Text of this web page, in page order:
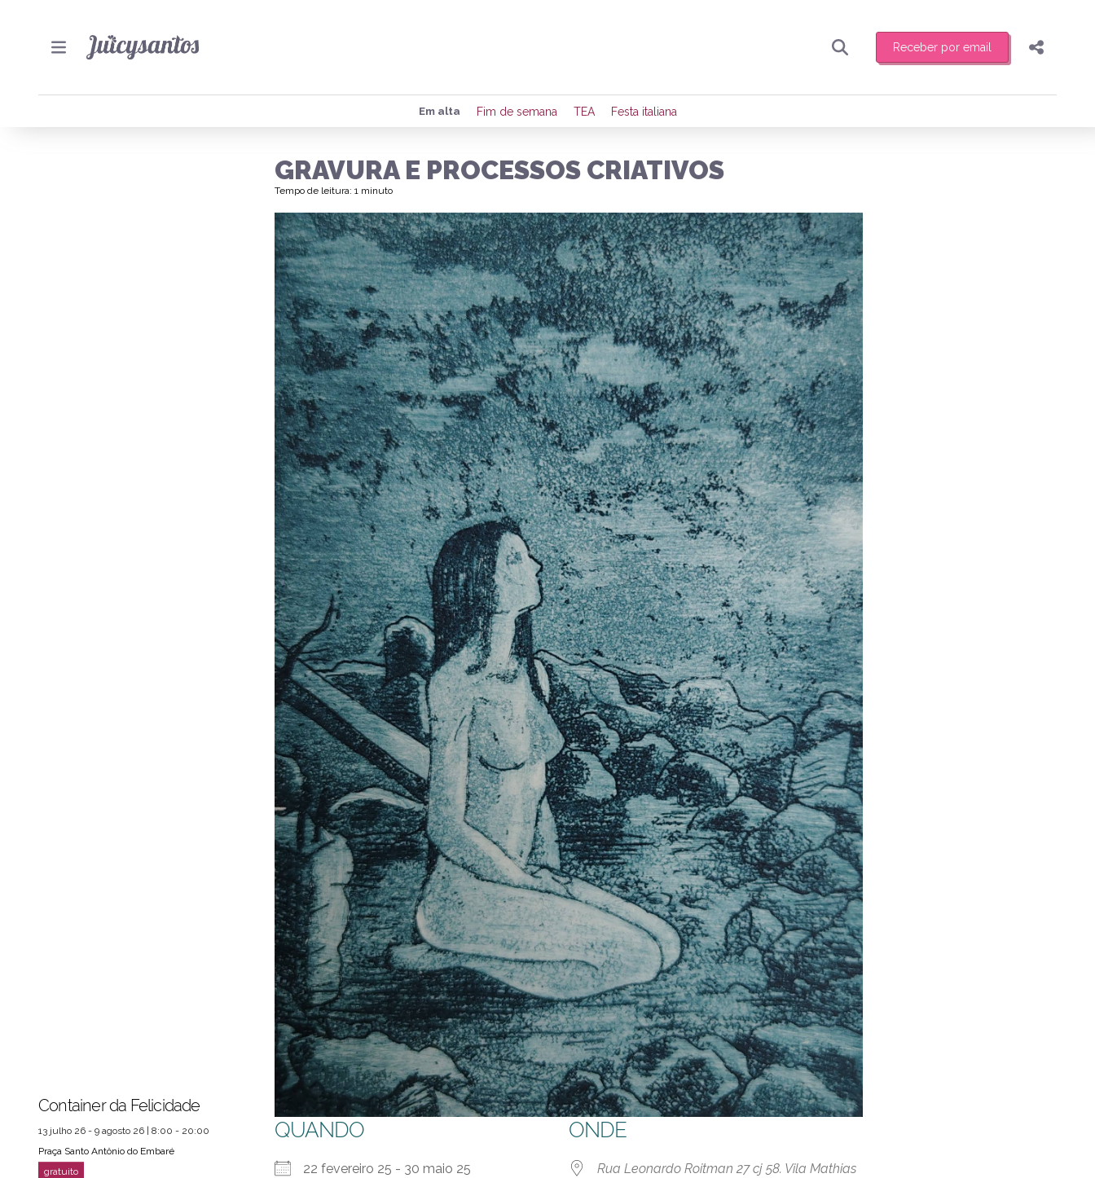
Receber por email
Preencha seus dados para receber toda sexta-feira de manhã o resumo
de eventos e notícias da região.
Quero receber novidades
Compartilhar
Em alta Fim de semana TEA Festa italiana
GRAVURA E PROCESSOS CRIATIVOS
Tempo de leitura: 1 minuto
QUANDO
22 fevereiro 25 - 30 maio 25
ONDE
Rua Leonardo Roitman 27 cj 58. Vila Mathias
Container da Felicidade
13 julho 26 - 9 agosto 26 | 8:00 - 20:00
Praça Santo Antônio do Embaré